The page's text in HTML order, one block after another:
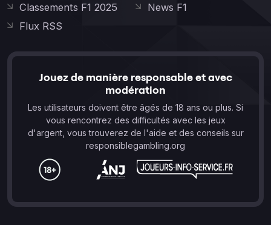
Classements F1 2025
News F1
Flux RSS
Jouez de manière responsable et avec
modération
Les utilisateurs doivent être âgés de 18 ans ou plus. Si
vous rencontrez des difficultés avec les jeux
d'argent, vous trouverez de l'aide et des conseils sur
responsiblegambling.org